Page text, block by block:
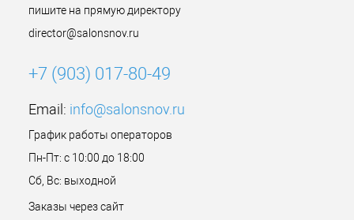
пишите на прямую директору
director@salonsnov.ru
+7 (903) 017-80-49
Email: info@salonsnov.ru
График работы операторов
Пн-Пт: с 10:00 до 18:00
Сб, Вс: выходной
Заказы через сайт